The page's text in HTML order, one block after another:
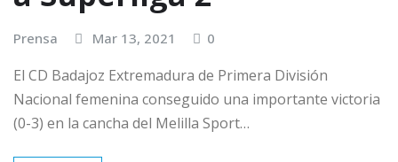
Prensa Mar 13, 2021 0
El CD Badajoz Extremadura de Primera División
Nacional femenina conseguido una importante victoria
(0-3) en la cancha del Melilla Sport…